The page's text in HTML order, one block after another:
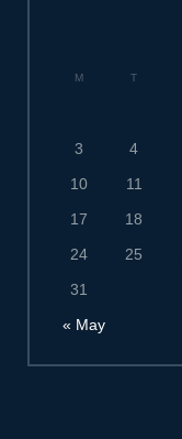
M T
« May
3
4
10
11
17
18
24
25
31